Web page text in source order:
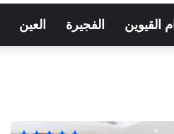
ام القيوين الفجيرة العين